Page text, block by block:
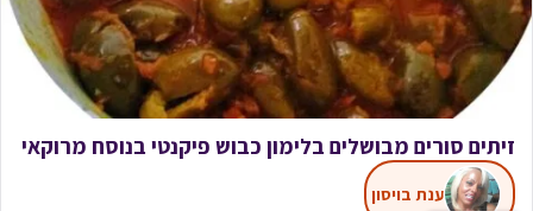
זיתים סורים מבושלים בלימון כבוש פיקנטי בנוסח מרוקאי
ענת בויסון